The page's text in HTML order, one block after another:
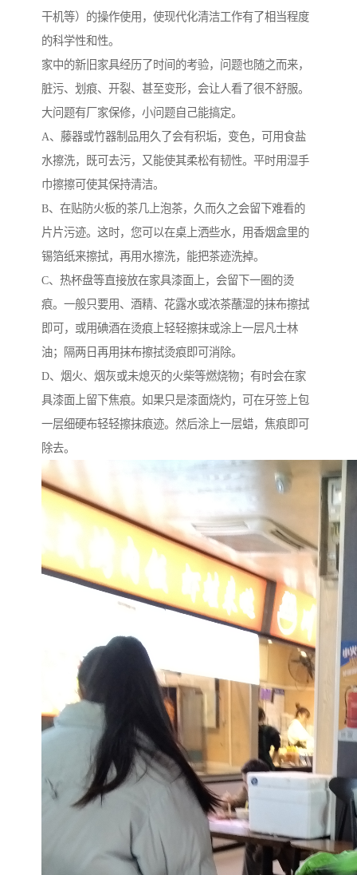
干机等）的操作使用，使现代化清洁工作有了相当程度
的科学性和性。
家中的新旧家具经历了时间的考验，问题也随之而来，
脏污、划痕、开裂、甚至变形，会让人看了很不舒服。
大问题有厂家保修，小问题自己能搞定。
A、藤器或竹器制品用久了会有积垢，变色，可用食盐
水擦洗，既可去污，又能使其柔松有韧性。平时用湿手
巾擦擦可使其保持清洁。
B、在贴防火板的茶几上泡茶，久而久之会留下难看的
片片污迹。这时，您可以在桌上洒些水，用香烟盒里的
锡箔纸来擦拭，再用水擦洗，能把茶迹洗掉。
C、热杯盘等直接放在家具漆面上，会留下一圈的烫
痕。一般只要用、酒精、花露水或浓茶蘸湿的抹布擦拭
即可，或用碘酒在烫痕上轻轻擦抹或涂上一层凡士林
油；隔两日再用抹布擦拭烫痕即可消除。
D、烟火、烟灰或未熄灭的火柴等燃烧物；有时会在家
具漆面上留下焦痕。如果只是漆面烧灼，可在牙签上包
一层细硬布轻轻擦抹痕迹。然后涂上一层蜡，焦痕即可
除去。